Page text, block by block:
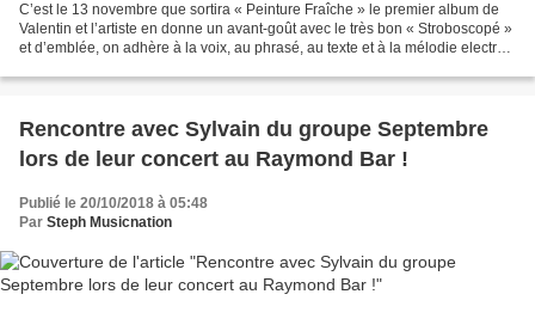
C’est le 13 novembre que sortira « Peinture Fraîche » le premier album de
Valentin et l’artiste en donne un avant-goût avec le très bon « Stroboscopé »
et d’emblée, on adhère à la voix, au phrasé, au texte et à la mélodie electro
Rencontre avec Sylvain du groupe Septembre
lors de leur concert au Raymond Bar !
Publié le 20/10/2018 à 05:48
Par Steph Musicnation